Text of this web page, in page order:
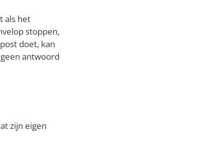
als het
stoppen,
doet, kan
antwoord
zijn eigen